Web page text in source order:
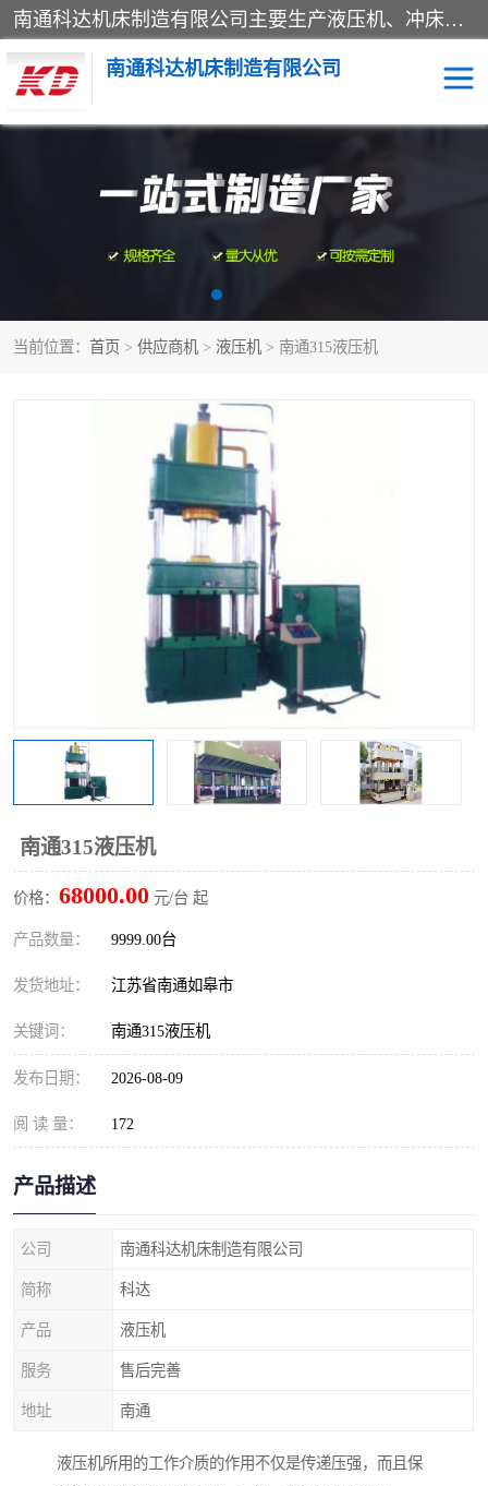
南通科达机床制造有限公司主要生产液压机、冲床、压力机等产品；本公司采用现代化企业的管理方法进行管理，立足于产品的质量管理，以优秀的品质、新颖的设计、合理的价格、完善的服务赢得广大客户的充分信赖和良好的口碑。领导层将运用科学管理方法及长期积累下来的经验和广泛领域吸取来新的技术不断调整产品结构，为市场提供精良的各类机械设备。企业将坚持与国内外各界朋友，真诚合作，共创辉煌。
南通科达机床制造有限公司
当前位置： 首页 > 供应商机 > 液压机 > 南通315液压机
南通315液压机
价格： 68000.00 元/台 起
产品数量： 9999.00台
发货地址： 江苏省南通如皋市
关键词： 南通315液压机
发布日期： 2026-08-09
阅 读 量： 172
产品描述
公司 南通科达机床制造有限公司
简称 科达
产品 液压机
服务 售后完善
地址 南通
液压机所用的工作介质的作用不仅是传递压强，而且保
四柱液压机 液压机
卷板机